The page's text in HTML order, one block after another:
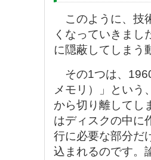
このように、技
くなっていきまし
に隠蔽してしまう
その1つは、
メモリ）」という
から切り離してし
はディスクの中に
行に必要な部分だ
込まれるのです。